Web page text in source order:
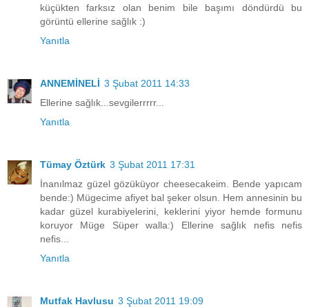
küçükten farksız olan benim bile başımı döndürdü bu
görüntü ellerine sağlık :)
Yanıtla
ANNEMİNELİ 3 Şubat 2011 14:33
Ellerine sağlık...sevgilerrrrr...
Yanıtla
Tümay Öztürk 3 Şubat 2011 17:31
İnanılmaz güzel gözüküyor cheesecakeim. Bende yapıcam
bende:) Mügecime afiyet bal şeker olsun. Hem annesinin bu
kadar güzel kurabiyelerini, keklerini yiyor hemde formunu
koruyor Müge Süper walla:) Ellerine sağlık nefis nefis
nefis...
Yanıtla
Mutfak Havlusu 3 Şubat 2011 19:09